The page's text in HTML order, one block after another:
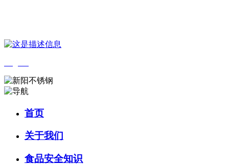
首页
关于我们
食品安全知识